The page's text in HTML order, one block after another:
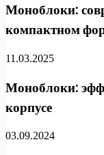
Моноблоки:
компактном
11.03.2025
Моноблоки:
корпусе
03.09.2024